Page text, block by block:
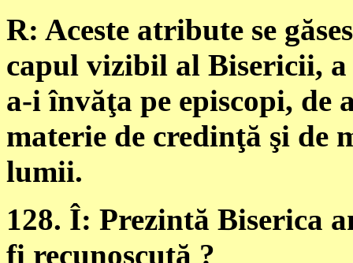
R: Aceste atribute se
capul vizibil al Bisericii,
a-i învăţa pe episcopi,
materie de credinţă şi de
lumii.
128. Î: Prezintă Biserica
fi recunoscută ?